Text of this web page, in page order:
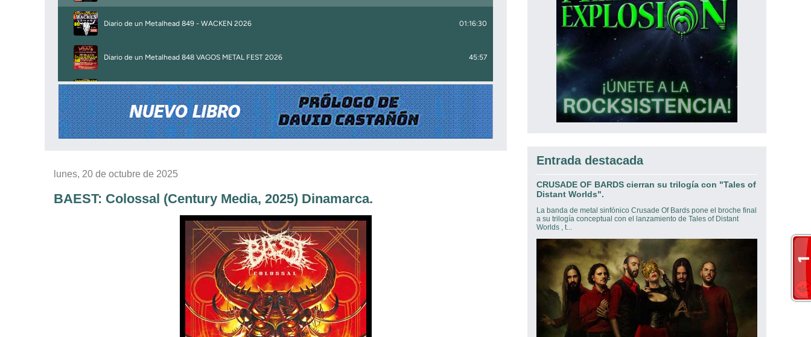
lunes, 20 de octubre de 2025
BAEST: Colossal (Century Media, 2025) Dinamarca.
Entrada destacada
CRUSADE OF BARDS cierran su trilogía con "Tales of
Distant Worlds".
La banda de metal sinfónico Crusade Of Bards pone el broche final
a su trilogía conceptual con el lanzamiento de Tales of Distant
Worlds , t...